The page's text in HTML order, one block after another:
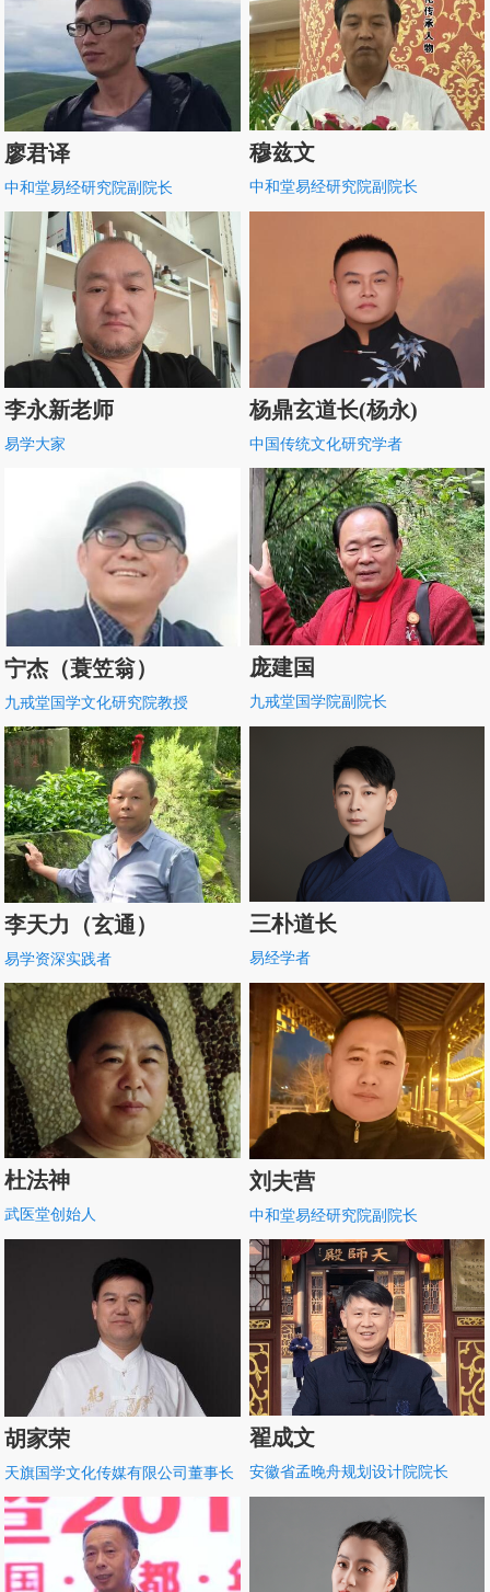
廖君译
中和堂易经研究院副院长
穆兹文
中和堂易经研究院副院长
李永新老师
易学大家
杨鼎玄道长(杨永)
中国传统文化研究学者
宁杰（蓑笠翁）
九戒堂国学文化研究院教授
庞建国
九戒堂国学院副院长
李天力（玄通）
易学资深实践者
三朴道长
易经学者
杜法神
武医堂创始人
刘夫营
中和堂易经研究院副院长
胡家荣
天旗国学文化传媒有限公司董事长
翟成文
安徽省孟晚舟规划设计院院长